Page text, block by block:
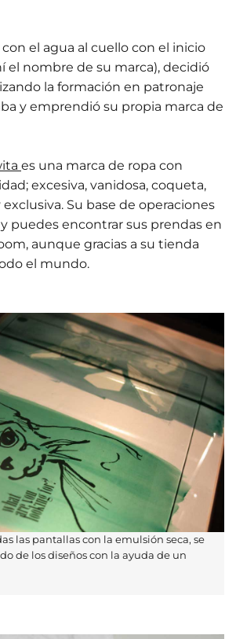
el agua al cuello con el inicio
el nombre de su marca), decidió
la formación en patronaje
y emprendió su propia marca de
es una marca de ropa con
excesiva, vanidosa, coqueta,
Su base de operaciones
puedes encontrar sus prendas en
aunque gracias a su tienda
el mundo.
las pantallas con la emulsión seca, se
de los diseños con la ayuda de un